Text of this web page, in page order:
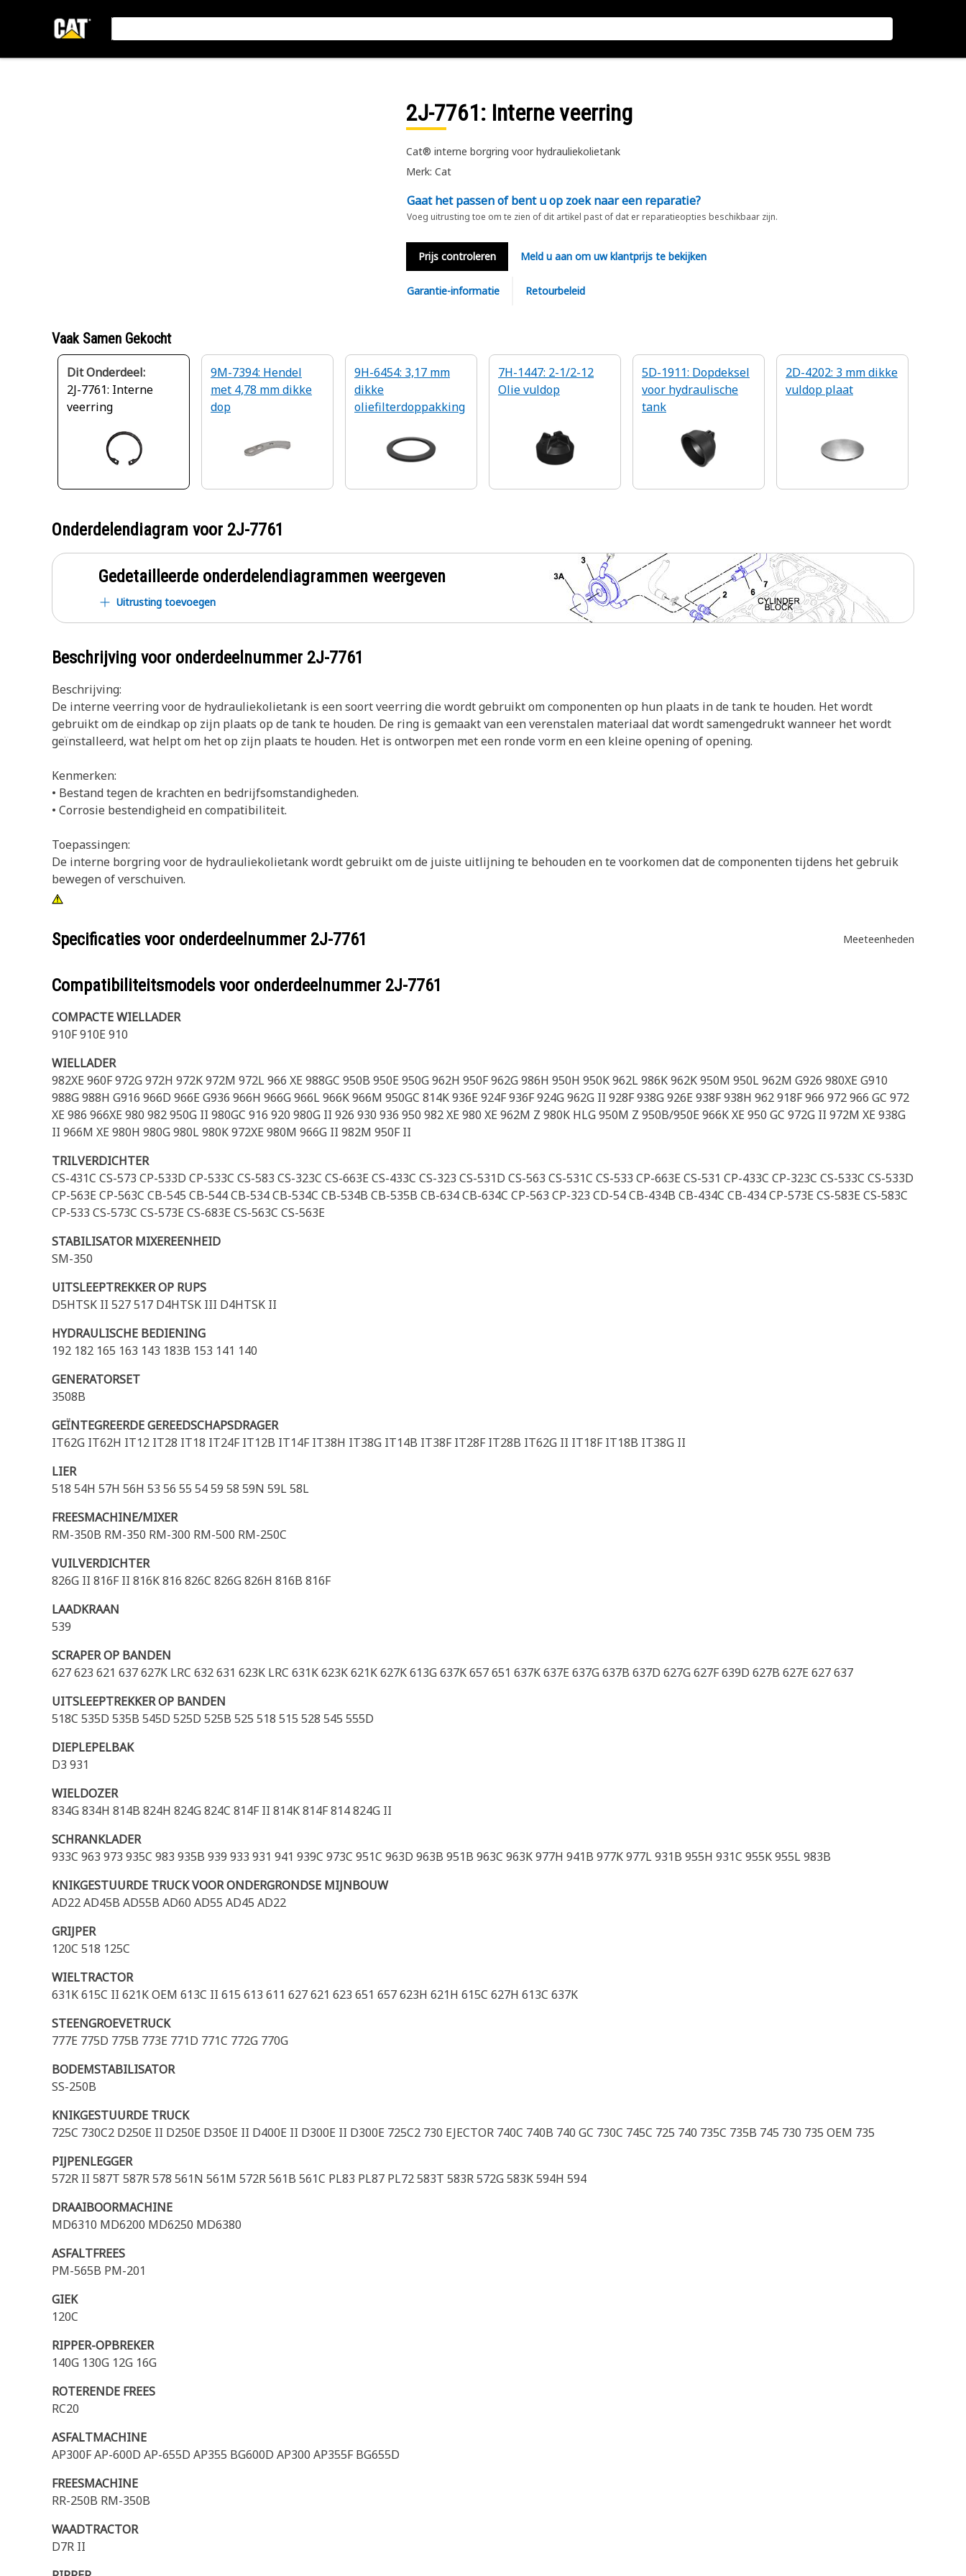
2J-7761: Interne veerring
Cat® interne borgring voor hydrauliekolietank
Merk: Cat
Gaat het passen of bent u op zoek naar een reparatie?
Voeg uitrusting toe om te zien of dit artikel past of dat er reparatieopties beschikbaar zijn.
Prijs controleren Meld u aan om uw klantprijs te bekijken
Garantie-informatie Retourbeleid
Vaak Samen Gekocht
Dit Onderdeel:
2J-7761: Interne
veerring
9M-7394: Hendel
met 4,78 mm dikke
dop
9H-6454: 3,17 mm
dikke
oliefilterdoppakking
7H-1447: 2-1/2-12
Olie vuldop
5D-1911: Dopdeksel
voor hydraulische
tank
2D-4202: 3 mm dikke
vuldop plaat
Onderdelendiagram voor 2J-7761
Gedetailleerde onderdelendiagrammen weergeven
Uitrusting toevoegen
Beschrijving voor onderdeelnummer 2J-7761
Beschrijving:
De interne veerring voor de hydrauliekolietank is een soort veerring die wordt gebruikt om componenten op hun plaats in de tank te houden. Het wordt
gebruikt om de eindkap op zijn plaats op de tank te houden. De ring is gemaakt van een verenstalen materiaal dat wordt samengedrukt wanneer het wordt
geïnstalleerd, wat helpt om het op zijn plaats te houden. Het is ontworpen met een ronde vorm en een kleine opening of opening.
Kenmerken:
• Bestand tegen de krachten en bedrijfsomstandigheden.
• Corrosie bestendigheid en compatibiliteit.
Toepassingen:
De interne borgring voor de hydrauliekolietank wordt gebruikt om de juiste uitlijning te behouden en te voorkomen dat de componenten tijdens het gebruik
bewegen of verschuiven.
Specificaties voor onderdeelnummer 2J-7761 Meeteenheden
Compatibiliteitsmodels voor onderdeelnummer 2J-7761
COMPACTE WIELLADER
910F 910E 910
WIELLADER
982XE 960F 972G 972H 972K 972M 972L 966 XE 988GC 950B 950E 950G 962H 950F 962G 986H 950H 950K 962L 986K 962K 950M 950L 962M G926 980XE G910
988G 988H G916 966D 966E G936 966H 966G 966L 966K 966M 950GC 814K 936E 924F 936F 924G 962G II 928F 938G 926E 938F 938H 962 918F 966 972 966 GC 972
XE 986 966XE 980 982 950G II 980GC 916 920 980G II 926 930 936 950 982 XE 980 XE 962M Z 980K HLG 950M Z 950B/950E 966K XE 950 GC 972G II 972M XE 938G
II 966M XE 980H 980G 980L 980K 972XE 980M 966G II 982M 950F II
TRILVERDICHTER
CS-431C CS-573 CP-533D CP-533C CS-583 CS-323C CS-663E CS-433C CS-323 CS-531D CS-563 CS-531C CS-533 CP-663E CS-531 CP-433C CP-323C CS-533C CS-533D
CP-563E CP-563C CB-545 CB-544 CB-534 CB-534C CB-534B CB-535B CB-634 CB-634C CP-563 CP-323 CD-54 CB-434B CB-434C CB-434 CP-573E CS-583E CS-583C
CP-533 CS-573C CS-573E CS-683E CS-563C CS-563E
STABILISATOR MIXEREENHEID
SM-350
UITSLEEPTREKKER OP RUPS
D5HTSK II 527 517 D4HTSK III D4HTSK II
HYDRAULISCHE BEDIENING
192 182 165 163 143 183B 153 141 140
GENERATORSET
3508B
GEÏNTEGREERDE GEREEDSCHAPSDRAGER
IT62G IT62H IT12 IT28 IT18 IT24F IT12B IT14F IT38H IT38G IT14B IT38F IT28F IT28B IT62G II IT18F IT18B IT38G II
LIER
518 54H 57H 56H 53 56 55 54 59 58 59N 59L 58L
FREESMACHINE/MIXER
RM-350B RM-350 RM-300 RM-500 RM-250C
VUILVERDICHTER
826G II 816F II 816K 816 826C 826G 826H 816B 816F
LAADKRAAN
539
SCRAPER OP BANDEN
627 623 621 637 627K LRC 632 631 623K LRC 631K 623K 621K 627K 613G 637K 657 651 637K 637E 637G 637B 637D 627G 627F 639D 627B 627E 627 637
UITSLEEPTREKKER OP BANDEN
518C 535D 535B 545D 525D 525B 525 518 515 528 545 555D
DIEPLEPELBAK
D3 931
WIELDOZER
834G 834H 814B 824H 824G 824C 814F II 814K 814F 814 824G II
SCHRANKLADER
933C 963 973 935C 983 935B 939 933 931 941 939C 973C 951C 963D 963B 951B 963C 963K 977H 941B 977K 977L 931B 955H 931C 955K 955L 983B
KNIKGESTUURDE TRUCK VOOR ONDERGRONDSE MIJNBOUW
AD22 AD45B AD55B AD60 AD55 AD45 AD22
GRIJPER
120C 518 125C
WIELTRACTOR
631K 615C II 621K OEM 613C II 615 613 611 627 621 623 651 657 623H 621H 615C 627H 613C 637K
STEENGROEVETRUCK
777E 775D 775B 773E 771D 771C 772G 770G
BODEMSTABILISATOR
SS-250B
KNIKGESTUURDE TRUCK
725C 730C2 D250E II D250E D350E II D400E II D300E II D300E 725C2 730 EJECTOR 740C 740B 740 GC 730C 745C 725 740 735C 735B 745 730 735 OEM 735
PIJPENLEGGER
572R II 587T 587R 578 561N 561M 572R 561B 561C PL83 PL87 PL72 583T 583R 572G 583K 594H 594
DRAAIBOORMACHINE
MD6310 MD6200 MD6250 MD6380
ASFALTFREES
PM-565B PM-201
GIEK
120C
RIPPER-OPBREKER
140G 130G 12G 16G
ROTERENDE FREES
RC20
ASFALTMACHINE
AP300F AP-600D AP-655D AP355 BG600D AP300 AP355F BG655D
FREESMACHINE
RR-250B RM-350B
WAADTRACTOR
D7R II